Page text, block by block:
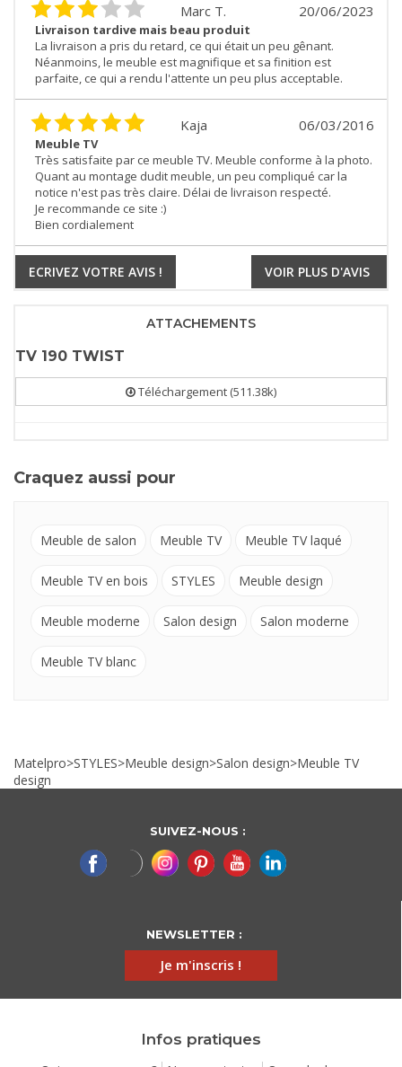
20/06/2023
Marc T.
Livraison tardive mais beau produit
La livraison a pris du retard, ce qui était un peu gênant.
Néanmoins, le meuble est magnifique et sa finition est
parfaite, ce qui a rendu l'attente un peu plus acceptable.
06/03/2016
Kaja
Meuble TV
Très satisfaite par ce meuble TV. Meuble conforme à la photo.
Quant au montage dudit meuble, un peu compliqué car la
notice n'est pas très claire. Délai de livraison respecté.
Je recommande ce site :)
Bien cordialement
ECRIVEZ VOTRE AVIS ! VOIR PLUS D'AVIS
ATTACHEMENTS
TV 190 TWIST
Téléchargement (511.38k)
Craquez aussi pour
Meuble de salon Meuble TV Meuble TV laqué
Meuble TV en bois STYLES Meuble design
Meuble moderne Salon design Salon moderne
Meuble TV blanc
Matelpro>STYLES>Meuble design>Salon design>Meuble TV
design
SUIVEZ-NOUS :
NEWSLETTER :
Je m'inscris !
Infos pratiques